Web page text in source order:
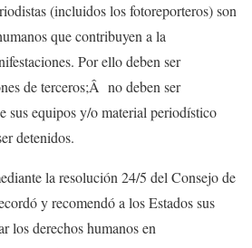
(incluidos los fotoreporteros) son
que contribuyen a la
Por ello deben ser
de terceros;Â no deben ser
sus equipos y/o material periodístico
detenidos.
la resolución 24/5 del Consejo de
y recomendó a los Estados sus
los derechos humanos en